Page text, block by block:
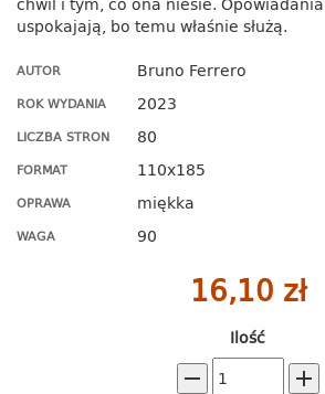
uspokajają, bo temu właśnie służą.
AUTOR Bruno Ferrero
ROK WYDANIA 2023
LICZBA STRON 80
FORMAT 110x185
OPRAWA miękka
WAGA 90
16,10 zł
Ilość
remove add